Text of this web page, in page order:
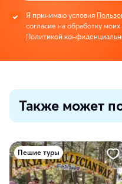
Я принимаю условия
согласие на обработку
Политикой
Также может
Пешие туры